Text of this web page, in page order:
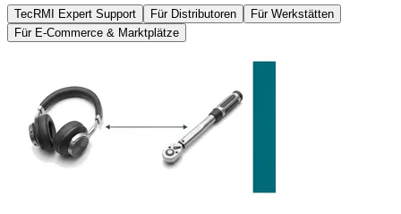
TecRMI Expert Support Für Distributoren
Für Werkstätten
Für E-Commerce & Marktplätze